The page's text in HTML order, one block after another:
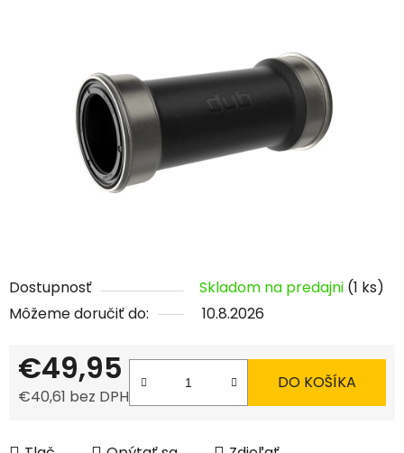
Dostupnosť Skladom na predajni (1 ks)
Môžeme doručiť do:
10.8.2026
€49,95
€40,61 bez DPH
DO KOŠÍKA
hviezdičiek.